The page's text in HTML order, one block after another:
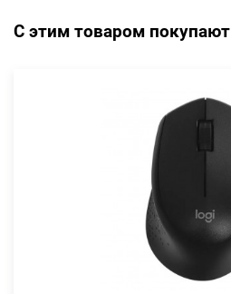
С этим товаром покупают